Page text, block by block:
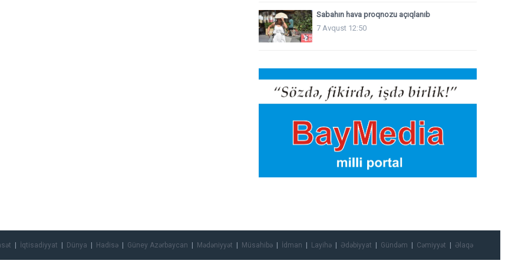
Sabahın hava proqnozu açıqlanıb
7 Avqust 12:50
İqtisadiyyat Dünya Hadisə Güney Azərbaycan Mədəniyyət Müsahibə İdman Layihə Ədəbiyyat Gündəm Cəmiyyət Əlaqə